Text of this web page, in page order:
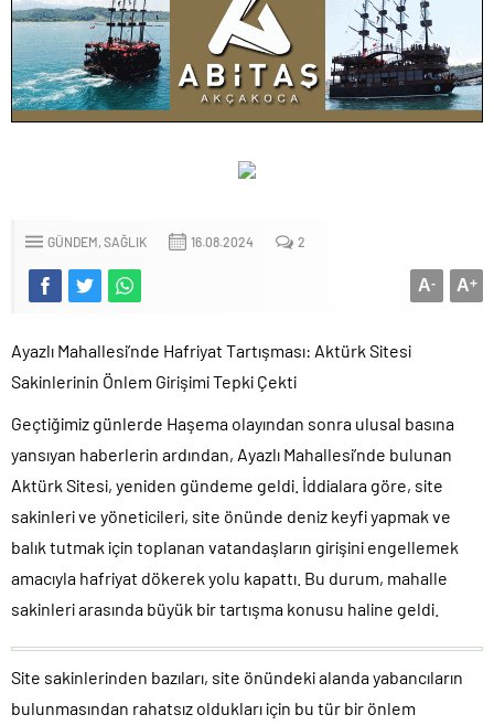
GÜNDEM SAĞLIK 16.08.2024 2
A+
A-
Ayazlı Mahallesi’nde Hafriyat Tartışması: Aktürk Sitesi
Sakinlerinin Önlem Girişimi Tepki Çekti
Geçtiğimiz günlerde Haşema olayından sonra ulusal basına
yansıyan haberlerin ardından, Ayazlı Mahallesi’nde bulunan
Aktürk Sitesi, yeniden gündeme geldi. İddialara göre, site
sakinleri ve yöneticileri, site önünde deniz keyfi yapmak ve
balık tutmak için toplanan vatandaşların girişini engellemek
amacıyla hafriyat dökerek yolu kapattı. Bu durum, mahalle
sakinleri arasında büyük bir tartışma konusu haline geldi.
Site sakinlerinden bazıları, site önündeki alanda yabancıların
bulunmasından rahatsız oldukları için bu tür bir önlem